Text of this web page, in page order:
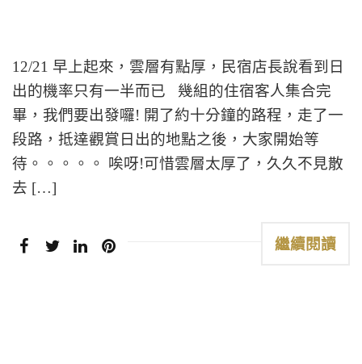
12/21 早上起來，雲層有點厚，民宿店長說看到日
出的機率只有一半而已 幾組的住宿客人集合完
畢，我們要出發囉! 開了約十分鐘的路程，走了一
段路，抵達觀賞日出的地點之後，大家開始等
待。。。。。 唉呀!可惜雲層太厚了，久久不見散
去 […]
繼續閱讀